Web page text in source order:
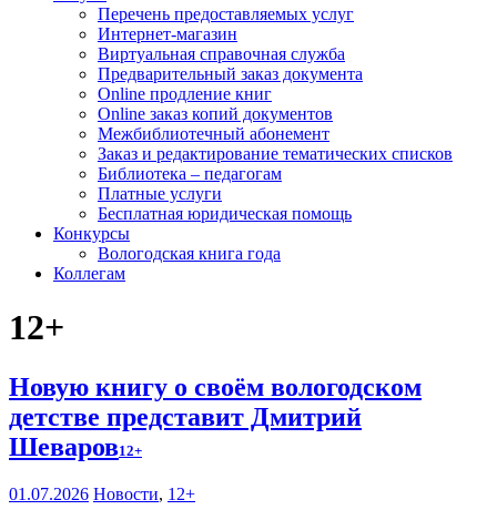
Перечень предоставляемых услуг
Интернет-магазин
Виртуальная справочная служба
Предварительный заказ документа
Online продление книг
Online заказ копий документов
Межбиблиотечный абонемент
Заказ и редактирование тематических списков
Библиотека – педагогам
Платные услуги
Бесплатная юридическая помощь
Конкурсы
Вологодская книга года
Коллегам
12+
Новую книгу о своём вологодском
детстве представит Дмитрий
Шеваров12+
01.07.2026 Новости, 12+